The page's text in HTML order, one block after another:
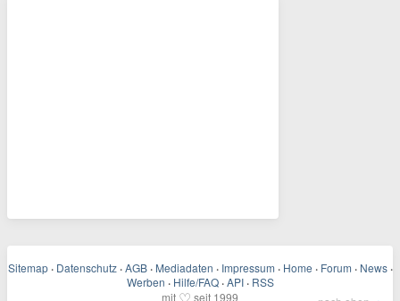
Sitemap · Datenschutz · AGB · Mediadaten · Impressum · Home · Forum · News ·
Werben · Hilfe/FAQ · API · RSS
mit
seit 1999